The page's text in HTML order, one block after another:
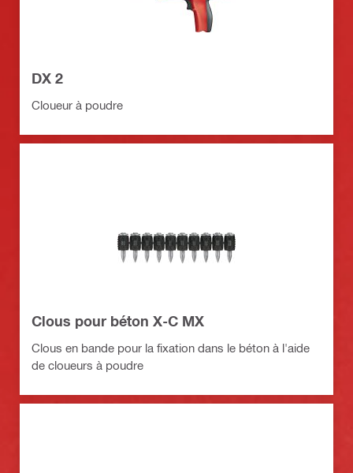
DX 2
Cloueur à poudre
Clous pour béton X-C MX
Clous en bande pour la fixation dans le béton à l'aide
de cloueurs à poudre